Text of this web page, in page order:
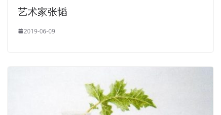
艺术家张韬
2019-06-09